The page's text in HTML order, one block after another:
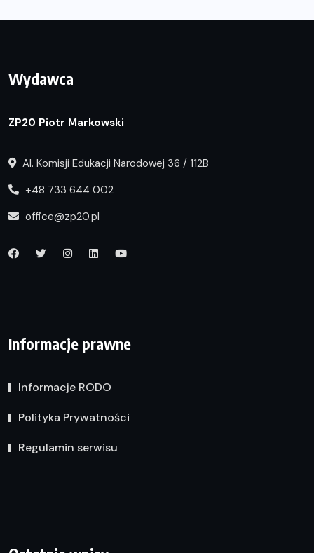
Wydawca
ZP20 Piotr Markowski
Al. Komisji Edukacji Narodowej 36 / 112B
+48 733 644 002
office@zp20.pl
Informacje prawne
Informacje RODO
Polityka Prywatności
Regulamin serwisu